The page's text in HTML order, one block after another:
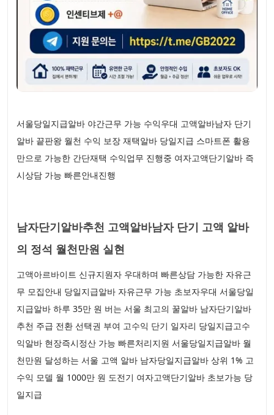
서울당일지급알바 야간근무 가능 수익우대 고액알바남자 단기
알바 끝판왕 월천 수익 보장 재택알바 당일지급 스마트폰 활용
만으로 가능한 간단재택 수익업무 진행중 여자고액단기알바 즉
시상담 가능 빠른안내진행
남자단기알바추천 고액알바남자 단기 고액 알바
의 정석 월천만원 실현
고액아르바이트 신규지원자 우대하며 빠른상담 가능한 자유근
무 모집안내 당일지급알바 자유근무 가능 초보자우대 서울당일
지급알바 하루 35만 원 버는 서울 최고의 꿀알바 남자단기알바
추천 주급 전환 선택권 부여 고수익 단기 일자리 당일지급고수
익알바 현장즉시정산 가능 빠른처리지원 서울당일지급알바 월
천만원 달성하는 서울 고액 알바 남자당일지급알바 상위 1% 고
수익 모델 월 1000만 원 도전기 여자고액단기알바 초보가능 당
일지급